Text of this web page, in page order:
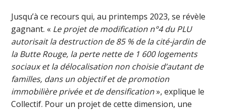
Jusqu’à ce recours qui, au printemps 2023, se révèle
gagnant. « Le projet de modification n°4 du PLU
autorisait la destruction de 85 % de la cité-jardin de
la Butte Rouge, la perte nette de 1 600 logements
sociaux et la délocalisation non choisie d’autant de
familles, dans un objectif et de promotion
immobilière privée et de densification», explique le
Collectif. Pour un projet de cette dimension, une